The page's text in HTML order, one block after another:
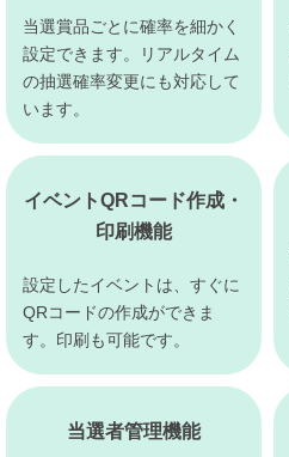
当選賞品ごとに確率を細かく
設定できます。リアルタイム
の抽選確率変更にも対応して
います。
イベントQRコード作成・
印刷機能
設定したイベントは、すぐに
QRコードの作成ができま
す。印刷も可能です。
当選者管理機能